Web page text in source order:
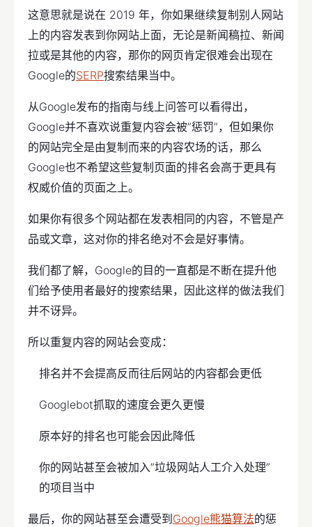
这意思就是说在 2019 年，你如果继续复制别人网站
上的内容发表到你网站上面，无论是新闻稿拉、新闻
拉或是其他的内容，那你的网页肯定很难会出现在
Google的SERP搜索结果当中。
从Google发布的指南与线上问答可以看得出，
Google并不喜欢说重复内容会被”惩罚”，但如果你
的网站完全是由复制而来的内容农场的话，那么
Google也不希望这些复制页面的排名会高于更具有
权威价值的页面之上。
如果你有很多个网站都在发表相同的内容，不管是产
品或文章，这对你的排名绝对不会是好事情。
我们都了解，Google的目的一直都是不断在提升他
们给予使用者最好的搜索结果，因此这样的做法我们
并不讶异。
所以重复内容的网站会变成：
排名并不会提高反而往后网站的内容都会更低
Googlebot抓取的速度会更久更慢
原本好的排名也可能会因此降低
你的网站甚至会被加入”垃圾网站人工介入处理”
的项目当中
最后，你的网站甚至会遭受到 Google熊猫算法的惩